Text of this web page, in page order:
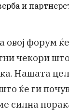
и
овој форум
чекори
Нашата
ќе ги
силна